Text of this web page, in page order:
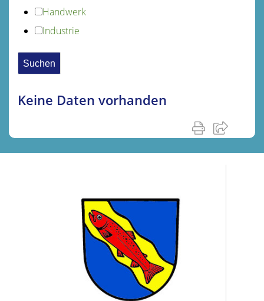
Handwerk
Industrie
Keine Daten vorhanden